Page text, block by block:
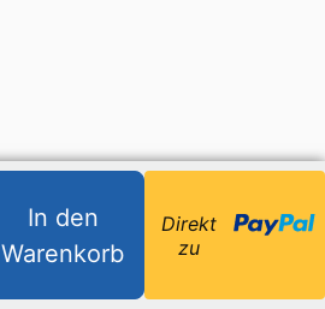
In den
Warenkorb
Direkt
zu